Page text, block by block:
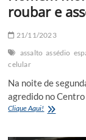
e
de
roubar e
21/11/2023
assalto assédio
celular
Na noite de
agredido no
Clique Aqui! Homem